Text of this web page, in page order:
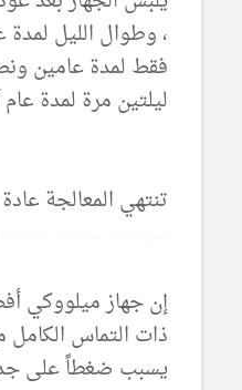
، وطوال الليل لمدة
فقط لمدة عامين
ليلتين مرة لمدة
تنتهي المعالجة عادة
ذات التماس الكامل
يسبب ضغطاً على